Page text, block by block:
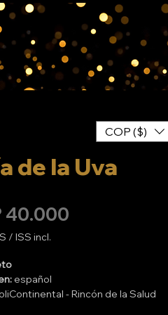
de la Uva
40.000
/ ISS incl.
español
- Rincón de la Salud
COP ($)